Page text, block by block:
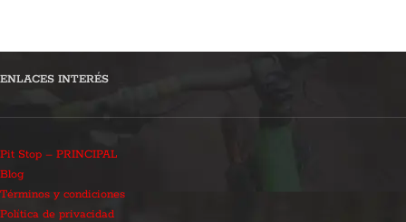
ENLACES INTERÉS
Pit Stop – PRINCIPAL
Blog
Términos y condiciones
Política de privacidad